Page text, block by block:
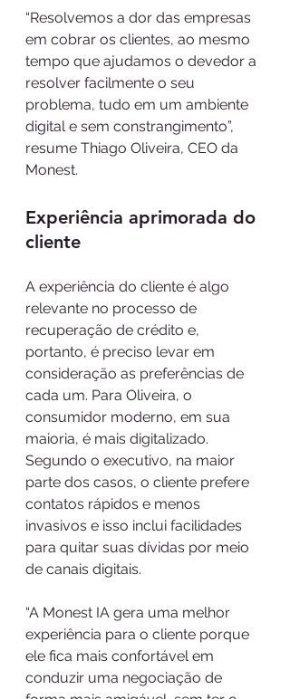
“Resolvemos a dor das empresas
em cobrar os clientes, ao mesmo
tempo que ajudamos o devedor a
resolver facilmente o seu
problema, tudo em um ambiente
digital e sem constrangimento”,
resume Thiago Oliveira, CEO da
Monest.
Experiência aprimorada do
cliente
A experiência do cliente é algo
relevante no processo de
recuperação de crédito e,
portanto, é preciso levar em
consideração as preferências de
cada um. Para Oliveira, o
consumidor moderno, em sua
maioria, é mais digitalizado.
Segundo o executivo, na maior
parte dos casos, o cliente prefere
contatos rápidos e menos
invasivos e isso inclui facilidades
para quitar suas dívidas por meio
de canais digitais.
“A Monest IA gera uma melhor
experiência para o cliente porque
ele fica mais confortável em
conduzir uma negociação de